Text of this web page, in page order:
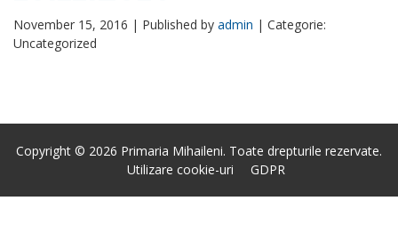
November 15, 2016 | Published by admin | Categorie:
Uncategorized
Copyright © 2026 Primaria Mihaileni. Toate drepturile rezervate.
Utilizare cookie-uri
GDPR